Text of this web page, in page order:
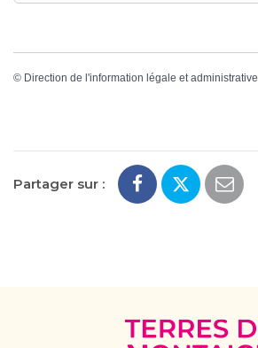
© Direction de l'information légale et administrative
Partager sur :